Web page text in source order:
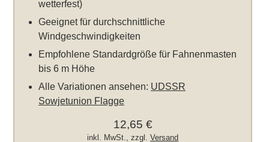
wetterfest)
Geeignet für durchschnittliche
Windgeschwindigkeiten
Empfohlene Standardgröße für Fahnenmasten
bis 6 m Höhe
Alle Variationen ansehen: UDSSR
Sowjetunion Flagge
12,65 €
inkl. MwSt., zzgl.Versand